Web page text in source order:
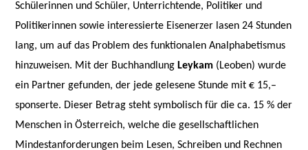
Schülerinnen und Schüler, Unterrichtende, Politiker und
Politikerinnen sowie interessierte Eisenerzer lasen 24 Stunden
lang, um auf das Problem des funktionalen Analphabetismus
hinzuweisen. Mit der BuchhandlungLeykam (Leoben) wurde
ein Partner gefunden, der jede gelesene Stunde mit € 15,–
sponserte. Dieser Betrag steht symbolisch für die ca. 15 % der
Menschen in Österreich, welche die gesellschaftlichen
Mindestanforderungen beim Lesen, Schreiben und Rechnen